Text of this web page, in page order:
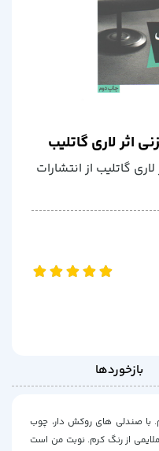
اثر لاری گاتلیب
گاتلیب از انتشارات
بازخوردها
با صندلی های روکش دار، چوب
از رنگ کرم. نوبت من است